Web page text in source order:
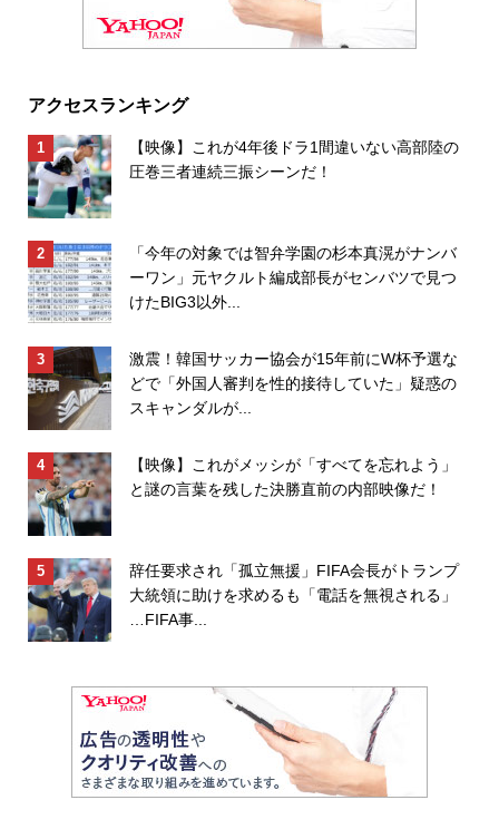
アクセスランキング
【映像】これが4年後ドラ1間違いない高部陸の
圧巻三者連続三振シーンだ！
「今年の対象では智弁学園の杉本真滉がナンバ
ーワン」元ヤクルト編成部長がセンバツで見つ
けたBIG3以外...
激震！韓国サッカー協会が15年前にW杯予選な
どで「外国人審判を性的接待していた」疑惑の
スキャンダルが...
【映像】これがメッシが「すべてを忘れよう」
と謎の言葉を残した決勝直前の内部映像だ！
辞任要求され「孤立無援」FIFA会長がトランプ
大統領に助けを求めるも「電話を無視される」
…FIFA事...